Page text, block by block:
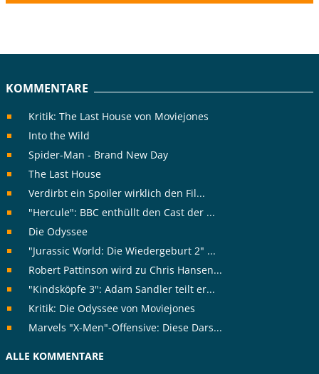
KOMMENTARE
Kritik: The Last House von Moviejones
Into the Wild
Spider-Man - Brand New Day
The Last House
Verdirbt ein Spoiler wirklich den Fil...
"Hercule": BBC enthüllt den Cast der ...
Die Odyssee
"Jurassic World: Die Wiedergeburt 2" ...
Robert Pattinson wird zu Chris Hansen...
"Kindsköpfe 3": Adam Sandler teilt er...
Kritik: Die Odyssee von Moviejones
Marvels "X-Men"-Offensive: Diese Dars...
ALLE KOMMENTARE